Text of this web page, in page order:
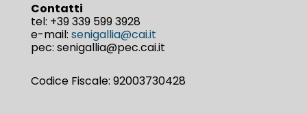
Contatti
tel: +39 339 599 3928
e-mail: senigallia@cai.it
pec: senigallia@pec.cai.it
Codice Fiscale: 92003730428